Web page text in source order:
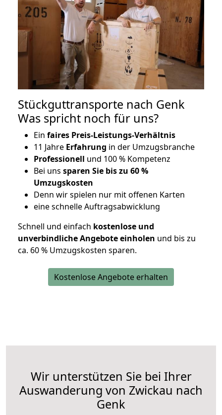
Stückguttransporte nach Genk
Was spricht noch für uns?
Ein faires Preis-Leistungs-Verhältnis
11 Jahre Erfahrung in der Umzugsbranche
Professionell und 100 % Kompetenz
Bei uns sparen Sie bis zu 60 %
Umzugskosten
Denn wir spielen nur mit offenen Karten
eine schnelle Auftragsabwicklung
Schnell und einfach kostenlose und
unverbindliche Angebote einholen und bis zu
ca. 60 % Umzugskosten sparen.
Kostenlose Angebote erhalten
Wir unterstützen Sie bei Ihrer
Auswanderung von Zwickau nach
Genk